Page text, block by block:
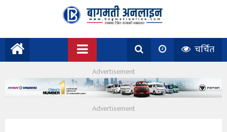
चर्चित